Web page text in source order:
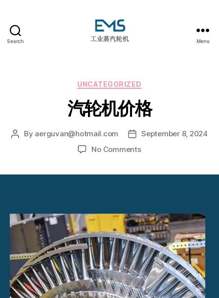
Search
蒸
轮
机
Menu
Categories
UNCATEGORIZED
汽轮机价格
Post
By aerguvan@hotmail.com
Post
date
September 8, 2024
No Commentson